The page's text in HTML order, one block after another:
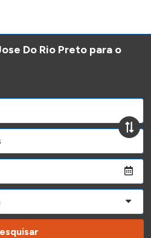
Do Rio Preto para o